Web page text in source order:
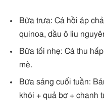
Bữa trưa: Cá hồi áp
quinoa, dầu ô liu
Bữa tối nhẹ: Cá thu
mè.
Bữa sáng cuối tuần:
khói + quả bơ + chanh